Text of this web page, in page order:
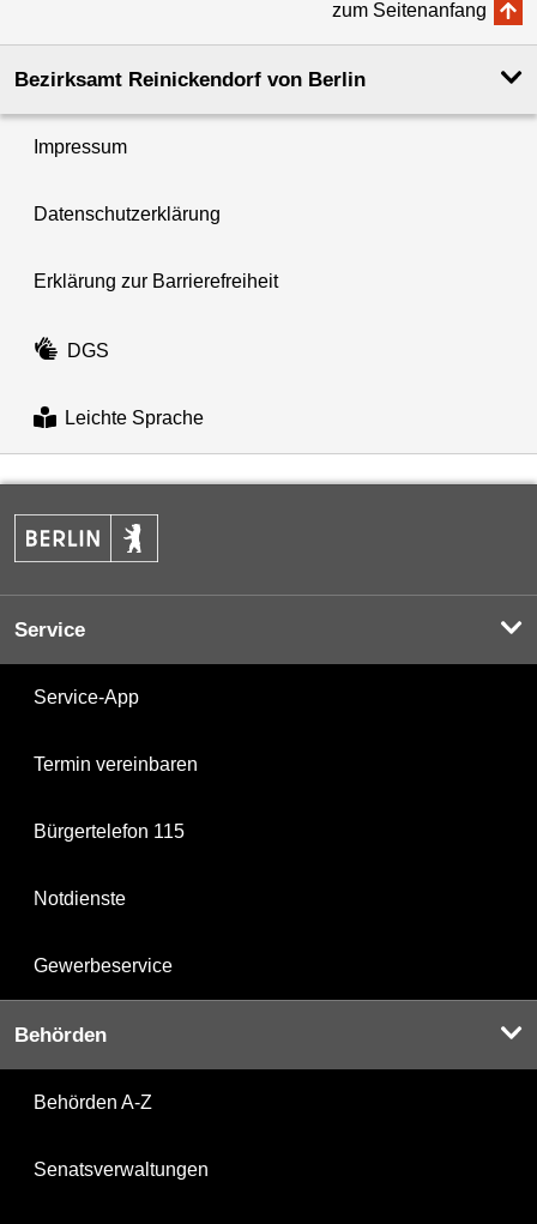
zum Seitenanfang
Bezirksamt Reinickendorf von Berlin
Impressum
Datenschutzerklärung
Erklärung zur Barrierefreiheit
DGS
Leichte Sprache
Service
Service-App
Termin vereinbaren
Bürgertelefon 115
Notdienste
Gewerbeservice
Behörden
Behörden A-Z
Senatsverwaltungen